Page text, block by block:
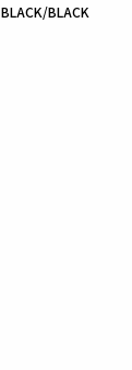
BLACK/BLACK